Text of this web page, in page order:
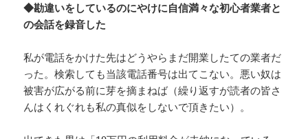
◆勘違いをしているのにやけに自信満々な初心者業者と
の会話を録音した
私が電話をかけた先はどうやらまだ開業したての業者だ
った。検索しても当該電話番号は出てこない。悪い奴は
被害が広がる前に芽を摘まねば（繰り返すが読者の皆さ
んはくれぐれも私の真似をしないで頂きたい）。